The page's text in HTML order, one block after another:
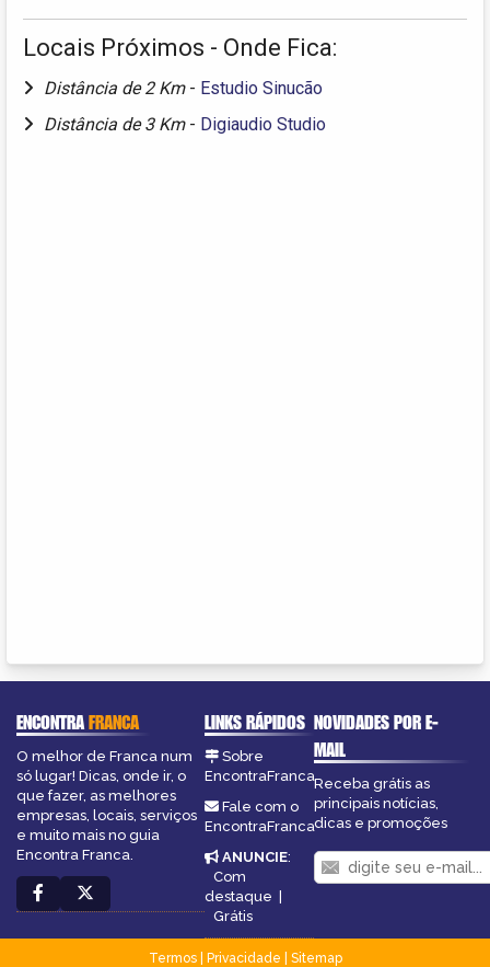
Locais Próximos - Onde Fica:
Distância de 2 Km - Estudio Sinucão
Distância de 3 Km - Digiaudio Studio
ENCONTRAFRANCA
O melhor de Franca num
só lugar! Dicas, onde ir, o
que fazer, as melhores
empresas, locais, serviços
e muito mais no guia
Encontra Franca.
LINKS RÁPIDOS
Sobre
EncontraFranca
Fale com o
EncontraFranca
ANUNCIE:
Com
destaque |
Grátis
NOVIDADES POR E-
MAIL
Receba grátis as
principais notícias,
dicas e promoções
Termos| Privacidade
Sitemap